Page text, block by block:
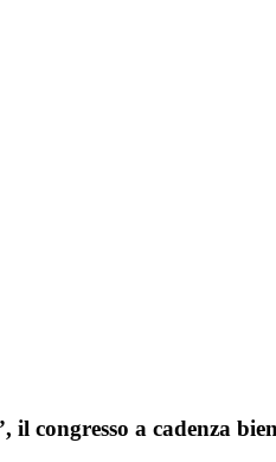
congresso a cadenza